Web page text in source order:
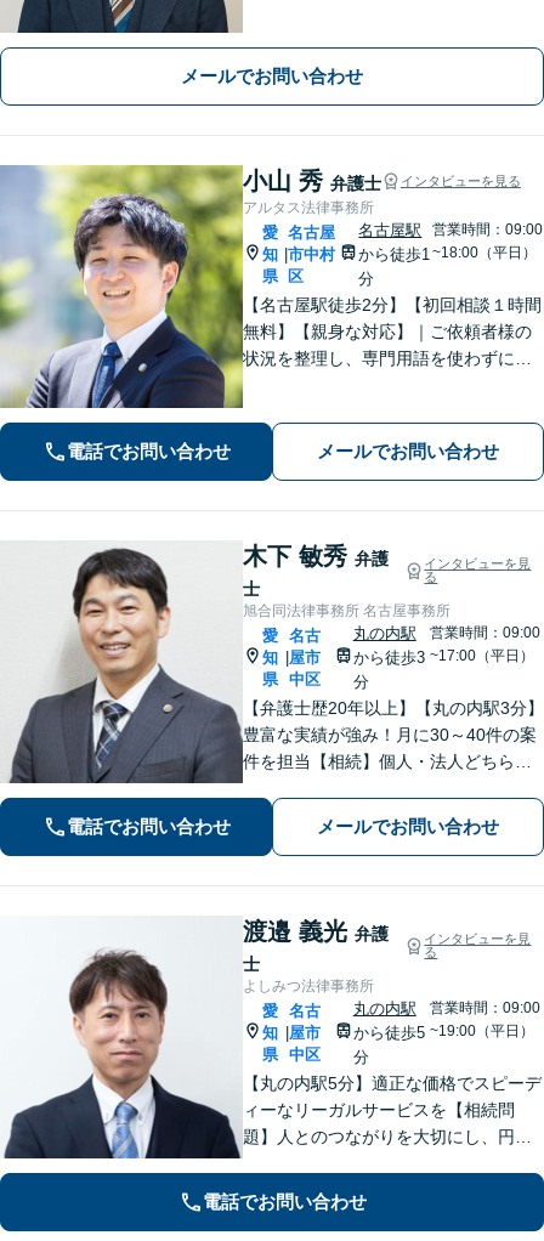
拠収集・協議前〜紛争段階、どのフェ
ーズにも対応【完全個室】
メールでお問い合わせ
小山 秀 弁護士 インタビューを見る
アルタス法律事務所
愛
知
県
|
名古屋
市中村
区
名古屋駅
から徒歩1
分
営業時間：09:00
~18:00（平日）
【名古屋駅徒歩2分】【初回相談１時間
無料】【親身な対応】｜ご依頼者様の
状況を整理し、専門用語を使わずに、
るか悩む前にまずはご相談ください。
電話でお問い合わせ メールでお問い合わせ
木下 敏秀 弁護
士
インタビューを見
る
旭合同法律事務所 名古屋事務所
愛
知
県
名古
屋市
中区
丸の内駅
から徒歩3
分
営業時間：09:00
~17:00（平日）
【弁護士歴20年以上】【丸の内駅3分】
豊富な実績が強み！月に30～40件の案
件を担当【相続】個人・法人どちらの
方ともに納得する解決を目指します
【離婚問題】他士業と連携し多角的な
電話でお問い合わせ メールでお問い合わせ
渡邉 義光 弁護
士
インタビューを見
る
よしみつ法律事務所
愛
知
県
名古
屋市
中区
丸の内駅
から徒歩5
分
営業時間：09:00
~19:00（平日）
【丸の内駅5分】適正な価格でスピーデ
ィーなリーガルサービスを【相続問
題】人とのつながりを大切にし、円満
ます【借金問題】法人破産のご相談は
お任せください。経営者・労働者の未
電話でお問い合わせ